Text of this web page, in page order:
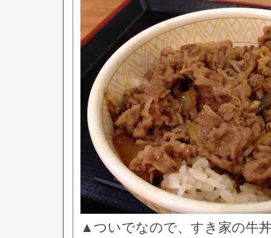
▲ついでなので、すき家の牛